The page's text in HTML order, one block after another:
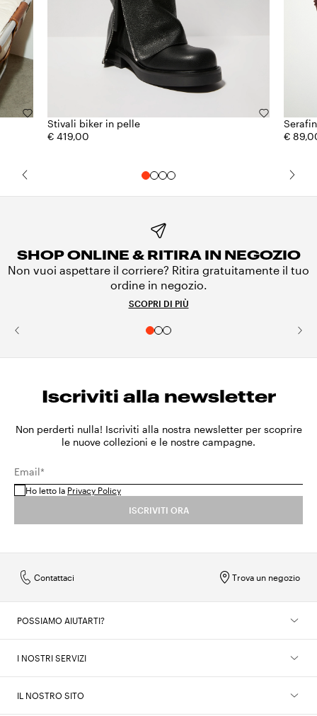
Stivali biker in pelle
€ 419,00
€
SHOP ONLINE & RITIRA IN NEGOZIO
Non vuoi aspettare il corriere? Ritira gratuitamente il tuo
ordine in negozio.
SCOPRI DI PIÙ
Iscriviti alla newsletter
Non perderti nulla! Iscriviti alla nostra newsletter per scoprire
le nuove collezioni e le nostre campagne.
Email*
Ho letto la Privacy Policy
ISCRIVITI ORA
Trova un negozio
Contattaci
POSSIAMO AIUTARTI?
I NOSTRI SERVIZI
IL NOSTRO SITO